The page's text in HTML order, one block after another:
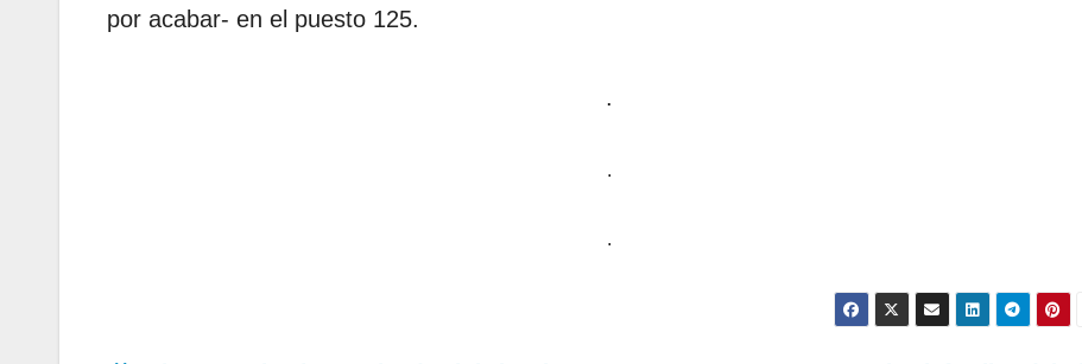
por acabar- en el puesto 125.
.
.
.